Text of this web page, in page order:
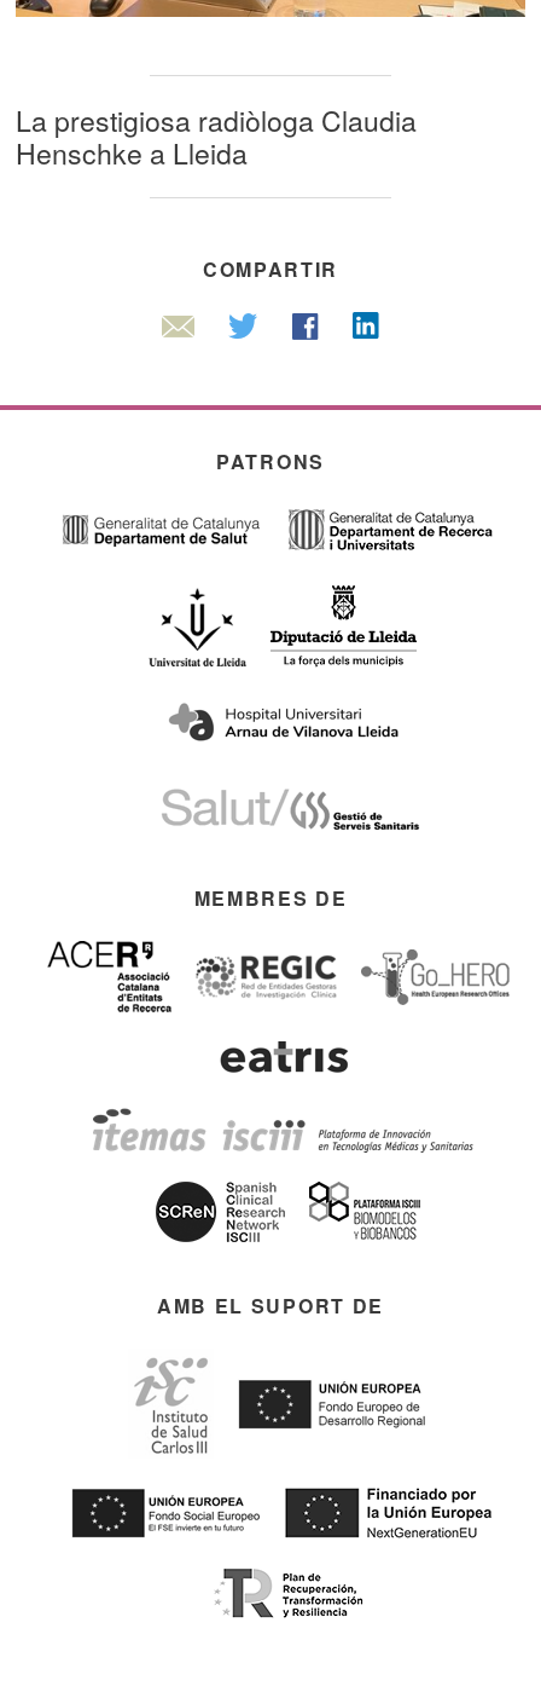
La prestigiosa radiòloga Claudia
Henschke a Lleida
COMPARTIR
Email Twitter FacebookLinkedin
PATRONS
MEMBRES DE
AMB EL SUPORT DE